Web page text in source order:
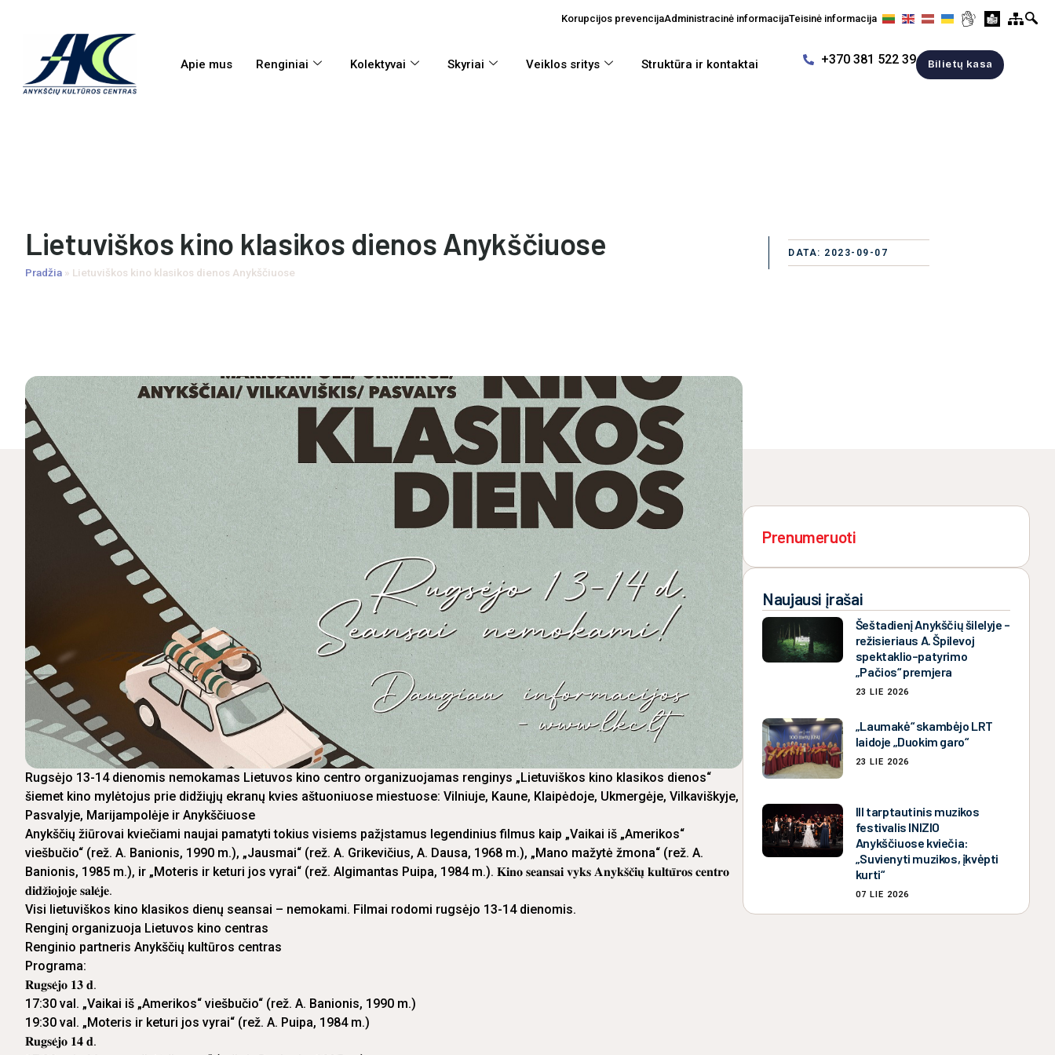
Korupcijos prevencijaAdministracinė informacijaTeisinė informacija
Apie mus Renginiai Kolektyvai Skyriai Veiklos sritys Struktūra ir kontaktai +370 381 522 39 Bilietų kasa
Lietuviškos kino klasikos dienos Anykščiuose
Pradžia » Lietuviškos kino klasikos dienos Anykščiuose
DATA: 2023-09-07
Rugsėjo 13-14 dienomis nemokamas Lietuvos kino centro organizuojamas renginys „Lietuviškos kino klasikos dienos“
šiemet kino mylėtojus prie didžiųjų ekranų kvies aštuoniuose miestuose: Vilniuje, Kaune, Klaipėdoje, Ukmergėje, Vilkaviškyje,
Pasvalyje, Marijampolėje ir Anykščiuose
Anykščių žiūrovai kviečiami naujai pamatyti tokius visiems pažįstamus legendinius filmus kaip „Vaikai iš „Amerikos“
viešbučio“ (rež. A. Banionis, 1990 m.), „Jausmai“ (rež. A. Grikevičius, A. Dausa, 1968 m.), „Mano mažytė žmona“ (rež. A.
Banionis, 1985 m.), ir „Moteris ir keturi jos vyrai“ (rež. Algimantas Puipa, 1984 m.). 𝐊𝐢𝐧𝐨 𝐬𝐞𝐚𝐧𝐬𝐚𝐢 𝐯𝐲𝐤𝐬 𝐀𝐧𝐲𝐤𝐬̌𝐜̌𝐢𝐮̨ 𝐤𝐮𝐥𝐭𝐮̄𝐫𝐨𝐬 𝐜𝐞𝐧𝐭𝐫𝐨
𝐝𝐢𝐝𝐳̌𝐢𝐨𝐣𝐨𝐣𝐞 𝐬𝐚𝐥𝐞̇𝐣𝐞.
Visi lietuviškos kino klasikos dienų seansai – nemokami. Filmai rodomi rugsėjo 13-14 dienomis.
Renginį organizuoja Lietuvos kino centras
Renginio partneris Anykščių kultūros centras
Programa:
𝐑𝐮𝐠𝐬𝐞̇𝐣𝐨 𝟏𝟑 𝐝.
17:30 val. „Vaikai iš „Amerikos“ viešbučio“ (rež. A. Banionis, 1990 m.)
19:30 val. „Moteris ir keturi jos vyrai“ (rež. A. Puipa, 1984 m.)
𝐑𝐮𝐠𝐬𝐞̇𝐣𝐨 𝟏𝟒 𝐝.
Prenumeruoti
Naujausi įrašai
Šeštadienį Anykščių šilelyje –
režisieriaus A. Špilevoj
spektaklio–patyrimo
„Pačios“ premjera
23 LIE 2026
„Laumakė“ skambėjo LRT
laidoje „Duokim garo“
23 LIE 2026
III tarptautinis muzikos
festivalis INIZIO
Anykščiuose kviečia:
„Suvienyti muzikos, įkvėpti
kurti“
07 LIE 2026